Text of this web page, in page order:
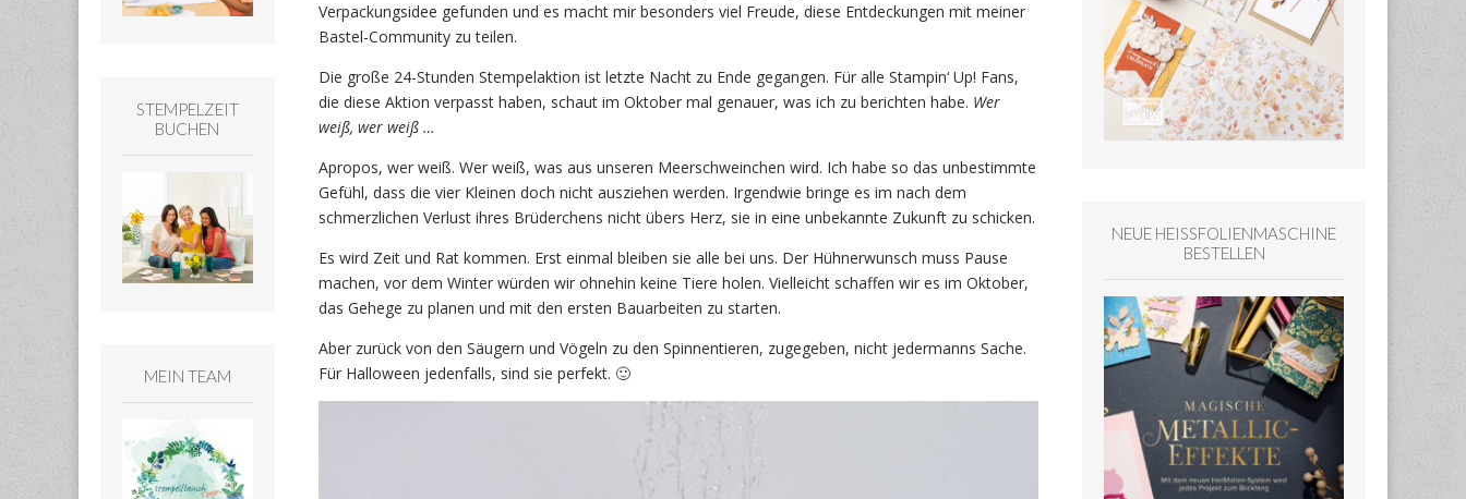
Verpackungsidee gefunden und es macht mir besonders viel Freude, diese Entdeckungen mit meiner
Bastel-Community zu teilen.
Die große 24-Stunden Stempelaktion ist letzte Nacht zu Ende gegangen. Für alle Stampin‘ Up! Fans,
die diese Aktion verpasst haben, schaut im Oktober mal genauer, was ich zu berichten habe. Wer
weiß, wer weiß …
Apropos, wer weiß. Wer weiß, was aus unseren Meerschweinchen wird. Ich habe so das unbestimmte
Gefühl, dass die vier Kleinen doch nicht ausziehen werden. Irgendwie bringe es im nach dem
schmerzlichen Verlust ihres Brüderchens nicht übers Herz, sie in eine unbekannte Zukunft zu schicken.
Es wird Zeit und Rat kommen. Erst einmal bleiben sie alle bei uns. Der Hühnerwunsch muss Pause
machen, vor dem Winter würden wir ohnehin keine Tiere holen. Vielleicht schaffen wir es im Oktober,
das Gehege zu planen und mit den ersten Bauarbeiten zu starten.
Aber zurück von den Säugern und Vögeln zu den Spinnentieren, zugegeben, nicht jedermanns Sache.
Für Halloween jedenfalls, sind sie perfekt. 🙂
STEMPELZEIT
BUCHEN
MEIN TEAM
NEUE HEISSFOLIENMASCHINE
BESTELLEN